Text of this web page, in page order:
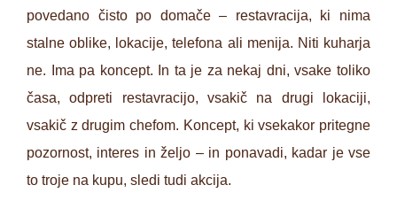
povedano čisto po domače – restavracija, ki nima
stalne oblike, lokacije, telefona ali menija. Niti kuharja
ne. Ima pa koncept. In ta je za nekaj dni, vsake toliko
časa, odpreti restavracijo, vsakič na drugi lokaciji,
vsakič z drugim chefom. Koncept, ki vsekakor pritegne
pozornost, interes in željo – in ponavadi, kadar je vse
to troje na kupu, sledi tudi akcija.